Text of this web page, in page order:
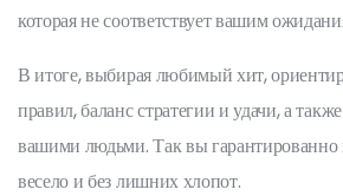
которая не соответствует вашим
В итоге, выбирая любимый хит,
правил, баланс стратегии и удачи, а
вашими людьми. Так вы гарантированно
весело и без лишних хлопот.